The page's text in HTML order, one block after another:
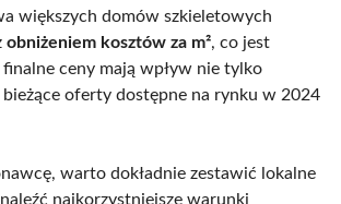
większych domów szkieletowych
obniżeniem kosztów za m², co jest
ceny mają wpływ nie tylko
bieżące oferty dostępne na rynku w 2024
warto dokładnie zestawić lokalne
najkorzystniejsze warunki